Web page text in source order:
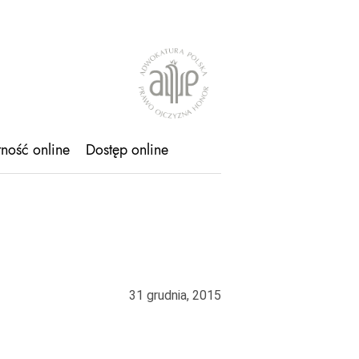
online Dostęp online
31 grudnia, 2015